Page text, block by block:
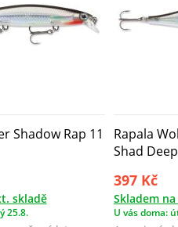
Shadow Rap 11
skladě
25.8.
Rapala
Shad
397 Kč
Skladem
U vás doma: